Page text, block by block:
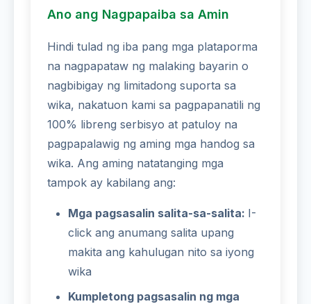
Ano ang Nagpapaiba sa Amin
Hindi tulad ng iba pang mga plataporma
na nagpapataw ng malaking bayarin o
nagbibigay ng limitadong suporta sa
wika, nakatuon kami sa pagpapanatili ng
100% libreng serbisyo at patuloy na
pagpapalawig ng aming mga handog sa
wika. Ang aming natatanging mga
tampok ay kabilang ang:
Mga pagsasalin salita-sa-salita: I-
click ang anumang salita upang
makita ang kahulugan nito sa iyong
wika
Kumpletong pagsasalin ng mga